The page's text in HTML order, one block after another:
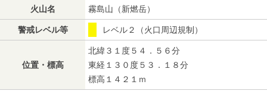
火山名 霧島山（新燃岳）
警戒レベル等 レベル２（火口周辺規制）
位置・標高
北緯３１度５４．５６分
東経１３０度５３．１８分
標高１４２１ｍ